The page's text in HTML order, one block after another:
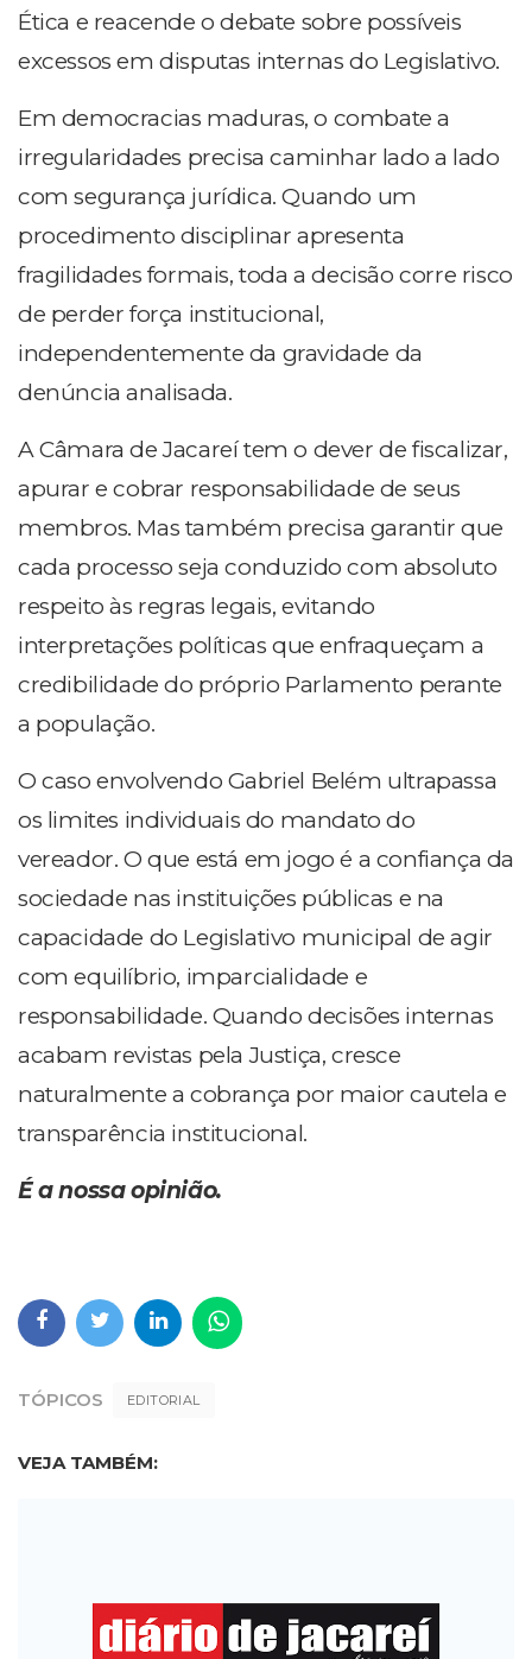
Ética e reacende o debate sobre possíveis
excessos em disputas internas do Legislativo.
Em democracias maduras, o combate a
irregularidades precisa caminhar lado a lado
com segurança jurídica. Quando um
procedimento disciplinar apresenta
fragilidades formais, toda a decisão corre risco
de perder força institucional,
independentemente da gravidade da
denúncia analisada.
A Câmara de Jacareí tem o dever de fiscalizar,
apurar e cobrar responsabilidade de seus
membros. Mas também precisa garantir que
cada processo seja conduzido com absoluto
respeito às regras legais, evitando
interpretações políticas que enfraqueçam a
credibilidade do próprio Parlamento perante
a população.
O caso envolvendo Gabriel Belém ultrapassa
os limites individuais do mandato do
vereador. O que está em jogo é a confiança da
sociedade nas instituições públicas e na
capacidade do Legislativo municipal de agir
com equilíbrio, imparcialidade e
responsabilidade. Quando decisões internas
acabam revistas pela Justiça, cresce
naturalmente a cobrança por maior cautela e
transparência institucional.
É a nossa opinião.
TÓPICOS EDITORIAL
VEJA TAMBÉM: